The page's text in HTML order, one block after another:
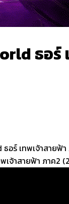
ธอร์
อร์ เทพเจ้าสายฟ้
เจ้าสายฟ้า ภาค2